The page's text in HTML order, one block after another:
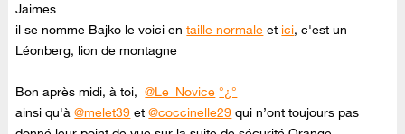
Jaimes
il se nomme Bajko le voici entaille normale et ici, c'est un
Léonberg, lion de montagne
Bon après midi, à toi,@Le_Novice °¿°
ainsi qu'à@melet39 et@coccinelle29 qui n’ont toujours pas